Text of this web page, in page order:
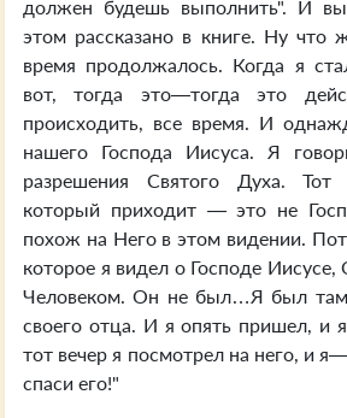
должен будешь выполнить". И
этом рассказано в книге. Ну что
время продолжалось. Когда я
вот, тогда это—тогда это
происходить, все время. И
нашего Господа Иисуса. Я
разрешения Святого Духа. Тот
который приходит — это не
похож на Него в этом видении.
которое я видел о Господе
Человеком. Он не был…Я был там
своего отца. И я опять пришел, и
тот вечер я посмотрел на него, и
спаси его!"